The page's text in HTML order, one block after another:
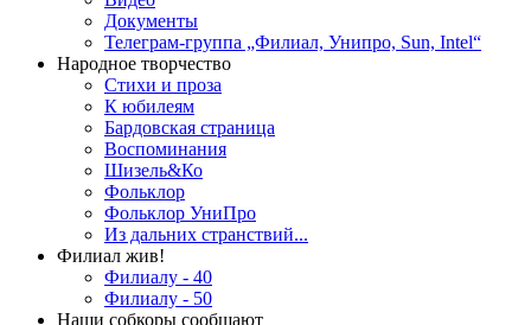
Документы
Телеграм-группа „Филиал, Унипро, Sun, Intel“
Народное творчество
Стихи и проза
К юбилеям
Бардовская страница
Воспоминания
Шизель&Ко
Фольклор
Фольклор УниПро
Из дальних странствий...
Филиал жив!
Филиалу - 40
Филиалу - 50
Наши собкоры сообщают